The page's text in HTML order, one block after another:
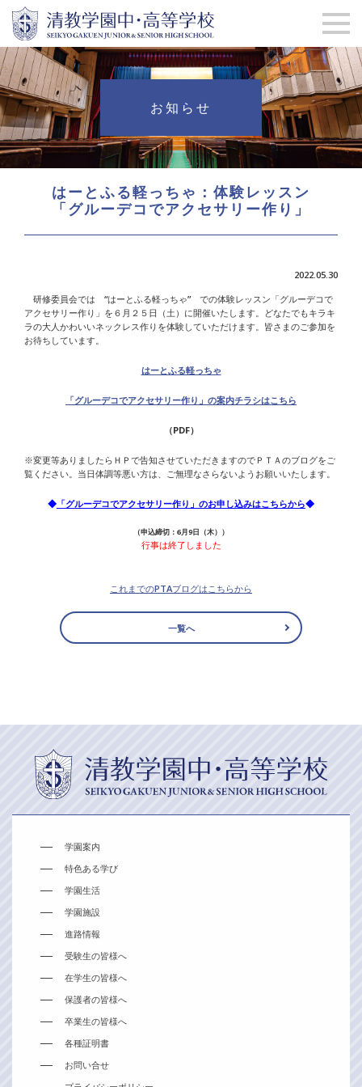
お知らせ
はーとふる軽っちゃ：体験レッスン
「グルーデコでアクセサリー作り」
2022.05.30
研修委員会では “はーとふる軽っちゃ” での体験レッスン「グルーデコで
アクセサリー作り」を６月２５日（土）に開催いたします。どなたでもキラキ
ラの大人かわいいネックレス作りを体験していただけます。皆さまのご参加を
お待ちしています。
はーとふる軽っちゃ
「グルーデコでアクセサリー作り」の案内チラシはこちら
（PDF）
※変更等ありましたらＨＰで告知させていただきますのでＰＴＡのブログをご
覧ください。当日体調等悪い方は、ご無理なさらないようお願いいたします。
◆ 「グルーデコでアクセサリー作り」のお申し込みはこちらから◆
（申込締切：6月9日（木））
行事は終了しました
これまでのPTAブログはこちらから
一覧へ
学園案内
特色ある学び
学園生活
学園施設
進路情報
受験生の皆様へ
在学生の皆様へ
保護者の皆様へ
卒業生の皆様へ
各種証明書
お問い合せ